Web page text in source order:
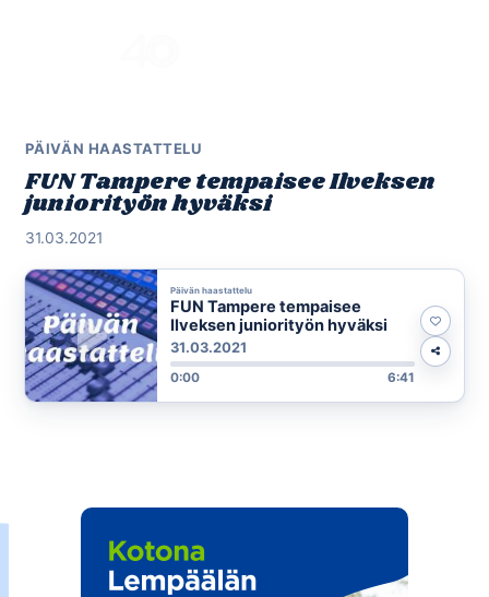
PÄIVÄN HAASTATTELU
FUN Tampere tempaisee Ilveksen
juniorityön hyväksi
31.03.2021
Päivän haastattelu
FUN Tampere tempaisee
Ilveksen juniorityön hyväksi
31.03.2021
0:00 6:41